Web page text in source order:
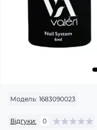
Модель: 1683090023
Відгуки: 0